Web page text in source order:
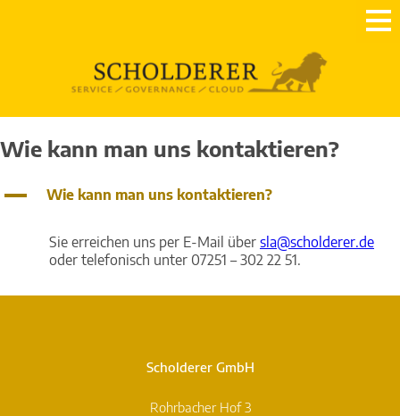
Wie kann man uns kontaktieren?
A Wie kann man uns kontaktieren?
Sie erreichen uns per E-Mail über sla@scholderer.de
oder telefonisch unter 07251 – 302 22 51.
Scholderer GmbH
Rohrbacher Hof 3